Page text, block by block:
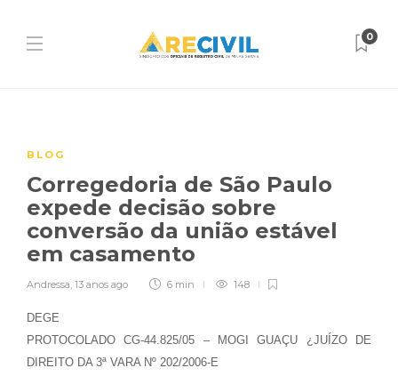
0
BLOG
Corregedoria de São Paulo
expede decisão sobre
conversão da união estável
em casamento
Andressa, 13 anos ago 6 min 148
DEGE
PROTOCOLADO CG-44.825/05 – MOGI GUAÇU ¿JUÍZO DE
DIREITO DA 3ª VARA Nº 202/2006-E